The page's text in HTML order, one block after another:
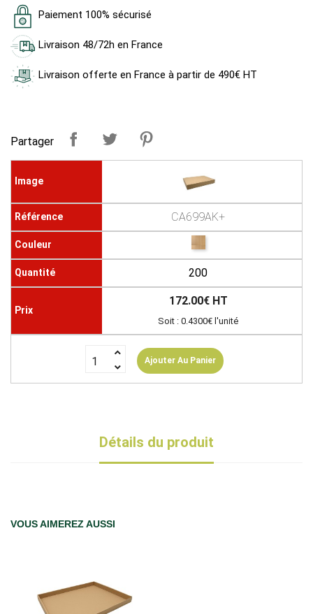
Paiement 100% sécurisé
Livraison 48/72h en France
Livraison offerte en France à partir de 490€ HT
Partager
CA699AK+
200
172.00€ HT
Soit : 0.4300€ l'unité
Ajouter Au Panier
Détails du produit
VOUS AIMEREZ AUSSI